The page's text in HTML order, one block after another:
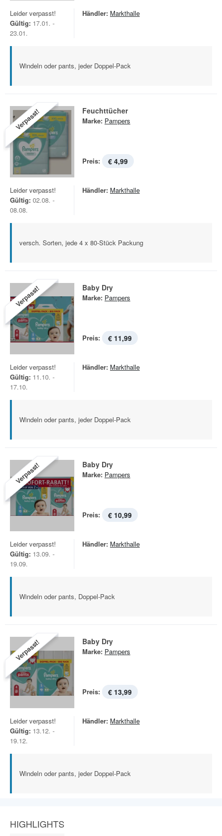
Leider verpasst!
Gültig: 17.01. -
23.01.
Händler: Markthalle
Windeln oder pants, jeder Doppel-Pack
Verpasst! Feuchttücher
Marke: Pampers
Preis: € 4,99
Leider verpasst!
Gültig: 02.08. -
08.08.
Händler: Markthalle
versch. Sorten, jede 4 x 80-Stück Packung
Verpasst! Baby Dry
Marke: Pampers
Preis: € 11,99
Leider verpasst!
Gültig: 11.10. -
17.10.
Händler: Markthalle
Windeln oder pants, jeder Doppel-Pack
Verpasst! Baby Dry
Marke: Pampers
Preis: € 10,99
Leider verpasst!
Gültig: 13.09. -
19.09.
Händler: Markthalle
Windeln oder pants, Doppel-Pack
Verpasst! Baby Dry
Marke: Pampers
Preis: € 13,99
Leider verpasst!
Gültig: 13.12. -
19.12.
Händler: Markthalle
Windeln oder pants, jeder Doppel-Pack
HIGHLIGHTS